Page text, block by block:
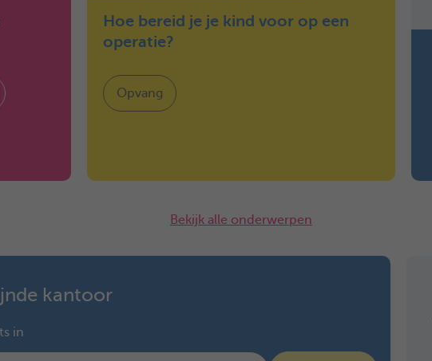
Hoe bereid je je kind voor op een
operatie?
Opvang
Bekijk alle onderwerpen
kantoor
in